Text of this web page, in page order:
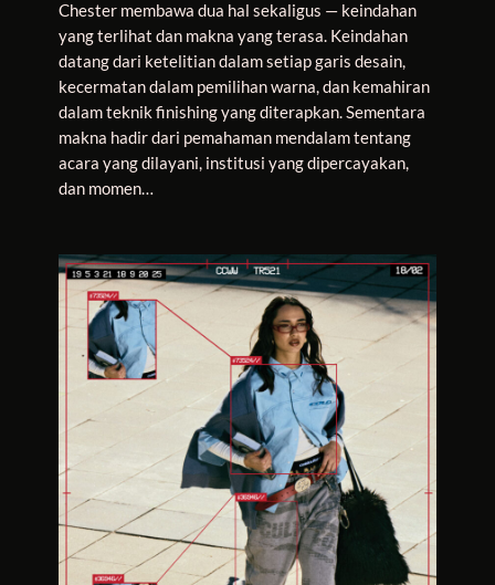
Chester membawa dua hal sekaligus — keindahan
yang terlihat dan makna yang terasa. Keindahan
datang dari ketelitian dalam setiap garis desain,
kecermatan dalam pemilihan warna, dan kemahiran
dalam teknik finishing yang diterapkan. Sementara
makna hadir dari pemahaman mendalam tentang
acara yang dilayani, institusi yang dipercayakan,
dan momen…